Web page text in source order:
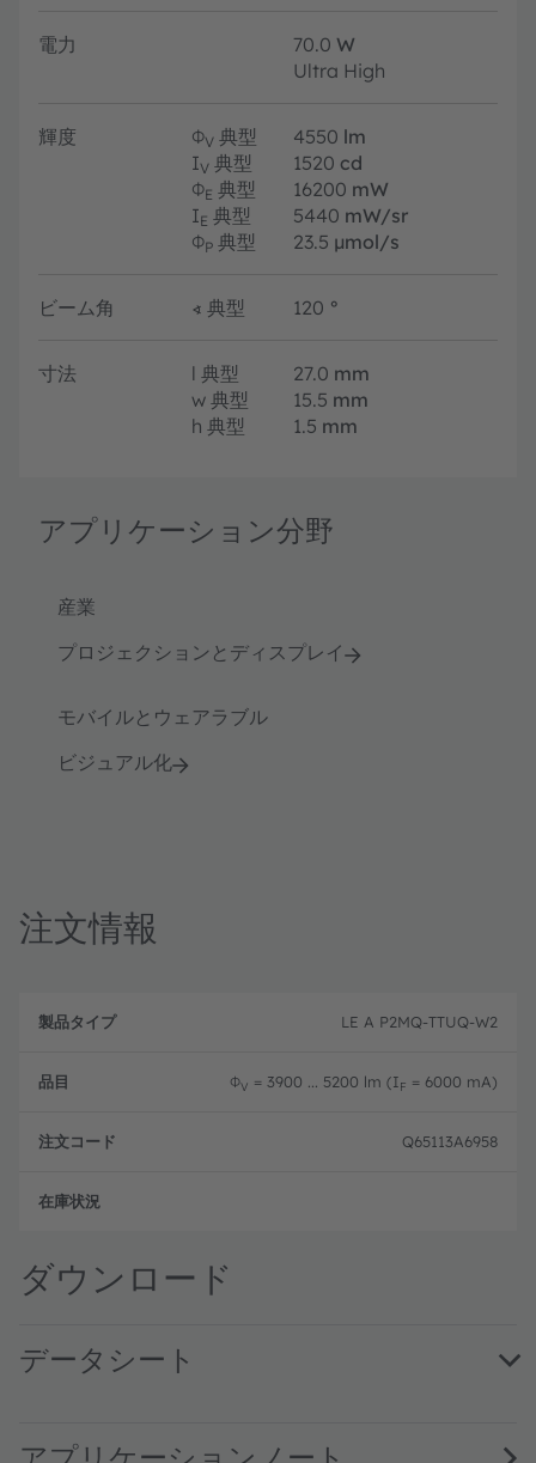
電力 70.0 W
Ultra High
輝度 ΦV 典型 4550 lm
IV 典型 1520 cd
ΦE 典型 16200 mW
IE 典型 5440 mW/sr
ΦP 典型 23.5 µmol/s
ビーム角 ∢ 典型 120 °
寸法 l 典型 27.0 mm
w 典型 15.5 mm
h 典型 1.5 mm
アプリケーション分野
産業
プロジェクションとディスプレイ
モバイルとウェアラブル
ビジュアル化
注文情報
品
プ
品
LE A P2MQ-TTUQ-W2
ΦV = 3900 ... 5200 lm (IF = 6000 mA)
Q65113A6958
ダウンロード
データシート